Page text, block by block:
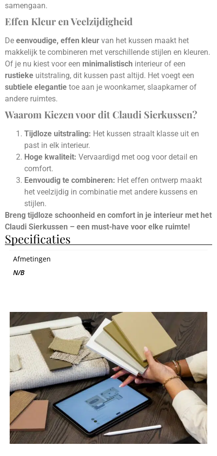
samengaan.
Effen Kleur en Veelzijdigheid
De eenvoudige, effen kleur van het kussen maakt het
makkelijk te combineren met verschillende stijlen en kleuren.
Of je nu kiest voor een minimalistisch interieur of een
rustieke uitstraling, dit kussen past altijd. Het voegt een
subtiele elegantie toe aan je woonkamer, slaapkamer of
andere ruimtes.
Waarom Kiezen voor dit Claudi Sierkussen?
Tijdloze uitstraling: Het kussen straalt klasse uit en
past in elk interieur.
Hoge kwaliteit: Vervaardigd met oog voor detail en
comfort.
Eenvoudig te combineren: Het effen ontwerp maakt
het veelzijdig in combinatie met andere kussens en
stijlen.
Breng tijdloze schoonheid en comfort in je interieur met het
Claudi Sierkussen – een must-have voor elke ruimte!
Specificaties
Afmetingen
N/B